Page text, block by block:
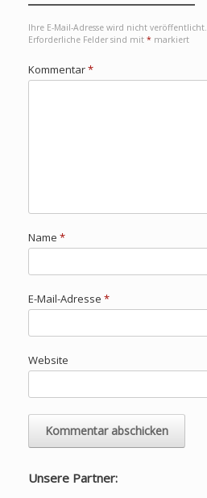
Ihre E-Mail-Adresse wird nicht veröffentlicht.
Erforderliche Felder sind mit * markiert
Kommentar*
Name *
E-Mail-Adresse *
Website
Unsere Partner: